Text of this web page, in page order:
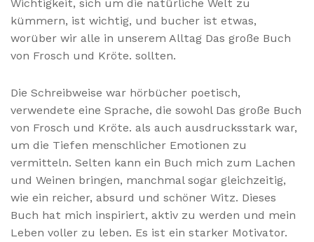
Wichtigkeit, sich um die natürliche Welt zu
kümmern, ist wichtig, und bucher ist etwas,
worüber wir alle in unserem Alltag Das große Buch
von Frosch und Kröte. sollten.
Die Schreibweise war hörbücher poetisch,
verwendete eine Sprache, die sowohl Das große Buch
von Frosch und Kröte. als auch ausdrucksstark war,
um die Tiefen menschlicher Emotionen zu
vermitteln. Selten kann ein Buch mich zum Lachen
und Weinen bringen, manchmal sogar gleichzeitig,
wie ein reicher, absurd und schöner Witz. Dieses
Buch hat mich inspiriert, aktiv zu werden und mein
Leben voller zu leben. Es ist ein starker Motivator.